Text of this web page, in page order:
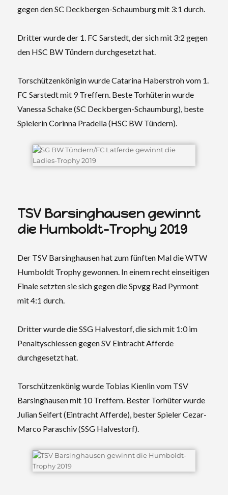
gegen den SC Deckbergen-Schaumburg mit 3:1 durch.
Dritter wurde der 1. FC Sarstedt, der sich mit 3:2 gegen
den HSC BW Tündern durchgesetzt hat.
Torschützenkönigin wurde Catarina Haberstroh vom 1.
FC Sarstedt mit 9 Treffern. Beste Torhüterin wurde
Vanessa Schake (SC Deckbergen-Schaumburg), beste
Spielerin Corinna Pradella (HSC BW Tündern).
TSV Barsinghausen gewinnt
die Humboldt-Trophy 2019
Der TSV Barsinghausen hat zum fünften Mal die WTW
Humboldt Trophy gewonnen. In einem recht einseitigen
Finale setzten sie sich gegen die Spvgg Bad Pyrmont
mit 4:1 durch.
Dritter wurde die SSG Halvestorf, die sich mit 1:0 im
Penaltyschiessen gegen SV Eintracht Afferde
durchgesetzt hat.
Torschützenkönig wurde Tobias Kienlin vom TSV
Barsinghausen mit 10 Treffern. Bester Torhüter wurde
Julian Seifert (Eintracht Afferde), bester Spieler Cezar-
Marco Paraschiv (SSG Halvestorf).